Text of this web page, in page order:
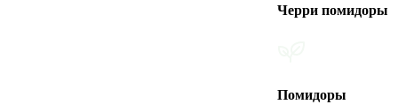
Черри помидоры
Помидоры